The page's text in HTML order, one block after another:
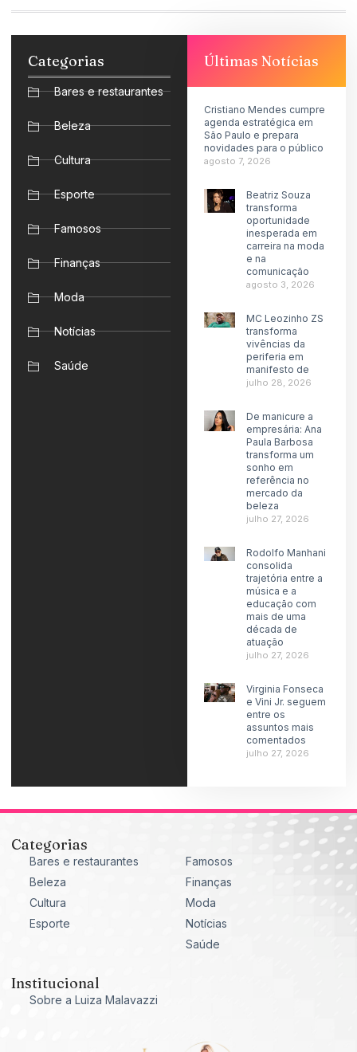
Categorias
Bares e restaurantes
Beleza
Cultura
Esporte
Famosos
Finanças
Moda
Notícias
Saúde
Últimas Notícias
Cristiano Mendes cumpre
agenda estratégica em
São Paulo e prepara
novidades para o público
agosto 7, 2026
Beatriz Souza
transforma
oportunidade
inesperada em
carreira na moda
e na
comunicação
agosto 3, 2026
MC Leozinho ZS
transforma
vivências da
periferia em
manifesto de
julho 28, 2026
De manicure a
empresária: Ana
Paula Barbosa
transforma um
sonho em
referência no
mercado da
beleza
julho 27, 2026
Rodolfo Manhani
consolida
trajetória entre a
música e a
educação com
mais de uma
década de
atuação
julho 27, 2026
Virginia Fonseca
e Vini Jr. seguem
entre os
assuntos mais
comentados
julho 27, 2026
Categorias
Bares e restaurantes
Beleza
Cultura
Esporte
Famosos
Finanças
Moda
Notícias
Saúde
Institucional
Sobre a Luiza Malavazzi